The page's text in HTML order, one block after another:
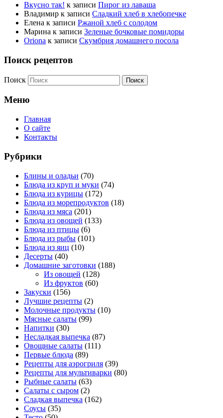
Вкусно так! к записи Пирог из лаваша
Владимир к записи Сладкий хлеб в хлебопечке
Елена к записи Ржаной хлеб с солодом
Марина к записи Зеленые бочковые помидоры
Oriona к записи Скумбрия домашнего посола
Поиск рецептов
Поиск
Меню
Главная
О сайте
Контакты
Рубрики
Блины и оладьи (70)
Блюда из круп и муки (74)
Блюда из курицы (172)
Блюда из морепродуктов (18)
Блюда из мяса (201)
Блюда из овощей (133)
Блюда из птицы (6)
Блюда из рыбы (101)
Блюда из яиц (10)
Десерты (40)
Домашние заготовки (188)
Из овощей (128)
Из фруктов (60)
Закуски (156)
Лучшие рецепты (2)
Молочные продукты (10)
Мясные салаты (99)
Напитки (30)
Несладкая выпечка (87)
Овощные салаты (111)
Первые блюда (89)
Рецепты для аэрогриля (39)
Рецепты для мультиварки (80)
Рыбные салаты (63)
Салаты с сыром (2)
Сладкая выпечка (162)
Соусы (35)